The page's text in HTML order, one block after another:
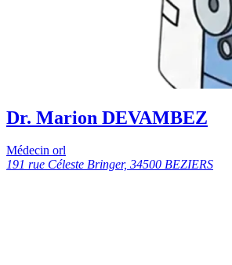
Dr. Marion DEVAMBEZ
Médecin orl
191 rue Céleste Bringer, 34500 BEZIERS